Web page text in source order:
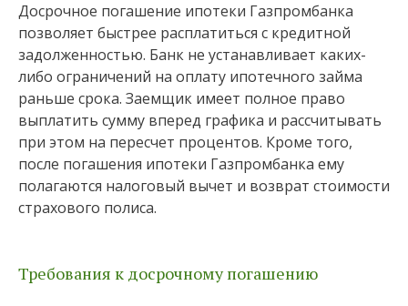
Досрочное погашение ипотеки Газпромбанка
позволяет быстрее расплатиться с кредитной
задолженностью. Банк не устанавливает каких-
либо ограничений на оплату ипотечного займа
раньше срока. Заемщик имеет полное право
выплатить сумму вперед графика и рассчитывать
при этом на пересчет процентов. Кроме того,
после погашения ипотеки Газпромбанка ему
полагаются налоговый вычет и возврат стоимости
страхового полиса.
Требования к досрочному погашению